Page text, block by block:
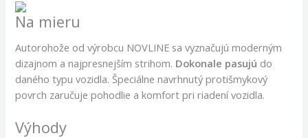
Na mieru
Autorohože od výrobcu NOVLINE sa vyznačujú moderným
dizajnom a najpresnejším strihom. Dokonale pasujú do
daného typu vozidla. Špeciálne navrhnutý protišmykový
povrch zaručuje pohodlie a komfort pri riadení vozidla.
Výhody